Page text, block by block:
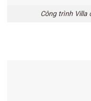
Công trình Villa